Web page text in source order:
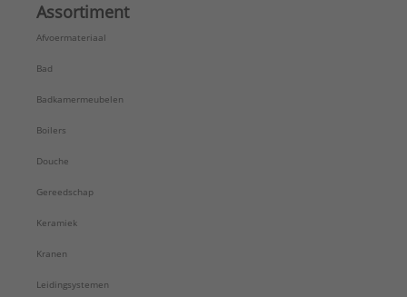
Assortiment
Afvoermateriaal
Bad
Badkamermeubelen
Boilers
Douche
Gereedschap
Keramiek
Kranen
Leidingsystemen